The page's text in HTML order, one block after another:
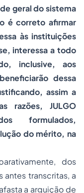
geral do sistema
é correto afirmar
às instituições
interessa a todo
inclusive, aos
dessa
assim a
razões, JULGO
formulados,
do mérito, na
dos
transcritas, a
a arguição de